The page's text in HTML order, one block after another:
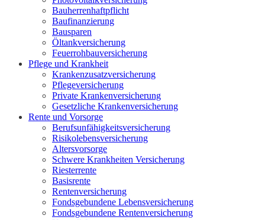
Bauherrenhaftpflicht
Baufinanzierung
Bausparen
Öltankversicherung
Feuerrohbauversicherung
Pflege und Krankheit
Krankenzusatzversicherung
Pflegeversicherung
Private Krankenversicherung
Gesetzliche Krankenversicherung
Rente und Vorsorge
Berufs­unfähigkeitsversicherung
Risikolebensversicherung
Altersvorsorge
Schwere Krankheiten Versicherung
Riesterrente
Basisrente
Rentenversicherung
Fondsgebundene Lebensversicherung
Fondsgebundene Rentenversicherung